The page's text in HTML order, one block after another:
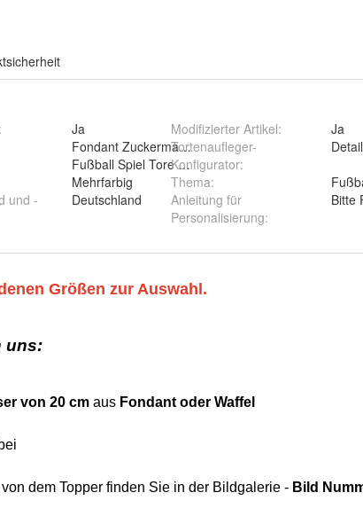
:
Ja
Fondant Zuckermasse Oblate Zuckerpapier
Fußball Spiel Tore Ball Champions League UEFA
Mehrfarbig
und -
Deutschland
Modifizierter Artikel:
Ja
Tortenaufleger-
Konfigurator:
Thema:
Anleitung für
Personalisierung:
Bitte